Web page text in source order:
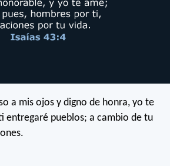
a mis ojos y digno de honra, yo te
entregaré pueblos; a cambio de tu